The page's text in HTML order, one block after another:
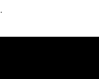
.